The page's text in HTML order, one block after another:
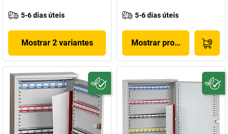
5-6 dias úteis
Mostrar 2 variantes
5-6 dias úteis
Mostrar produto